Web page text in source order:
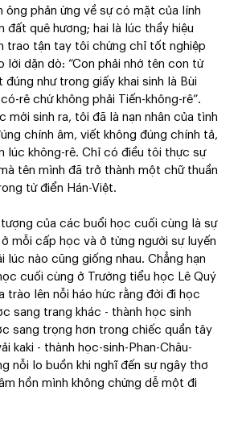
ông phản ứng về sự có mặt của lính
đất quê hương; hai là lúc thầy hiệu
trao tận tay tôi chứng chỉ tốt nghiệp
lời dặn dò: “Con phải nhớ tên con từ
như trong giấy khai sinh là Bùi
rê chứ không phải Tiến-không-rê”.
mới sinh ra, tôi đã là nạn nhân của tình
chính âm, viết không đúng chính tả,
lúc không-rê. Chỉ có điều tôi thực sự
tên mình đã trở thành một chữ thuần
từ điển Hán-Việt.
của các buổi học cuối cùng là sự
ở mỗi cấp học và ở từng người sự luyến
lúc nào cũng giống nhau. Chẳng hạn
cuối cùng ở Trường tiểu học Lê Quý
trào lên nỗi háo hức rằng đời đi học
sang trang khác - thành học sinh
sang trọng hơn trong chiếc quần tây
kaki - thành học-sinh-Phan-Châu-
nỗi lo buồn khi nghĩ đến sự ngây thơ
hồn mình không chừng dễ một đi